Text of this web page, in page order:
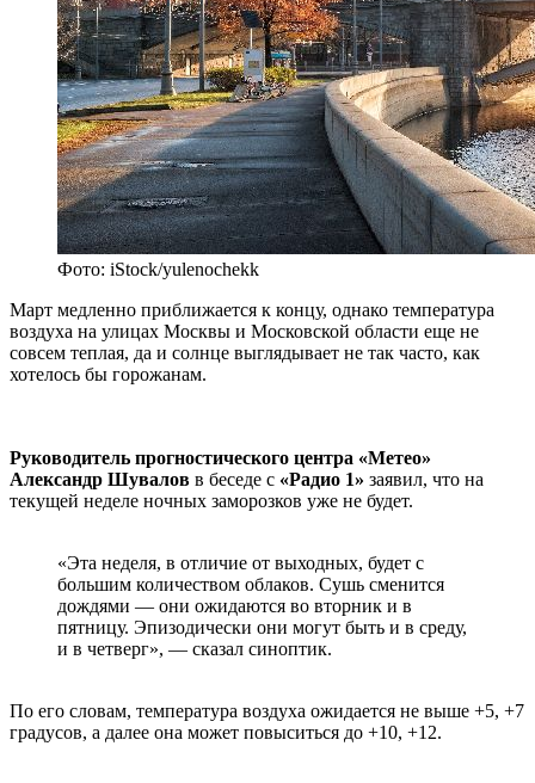
Фото: iStock/yulenochekk
Март медленно приближается к концу, однако температура
воздуха на улицах Москвы и Московской области еще не
совсем теплая, да и солнце выглядывает не так часто, как
хотелось бы горожанам.
Руководитель прогностического центра «Метео»
Александр Шувалов в беседе с «Радио 1» заявил, что на
текущей неделе ночных заморозков уже не будет.
«Эта неделя, в отличие от выходных, будет с
большим количеством облаков. Сушь сменится
дождями — они ожидаются во вторник и в
пятницу. Эпизодически они могут быть и в среду,
и в четверг», — сказал синоптик.
По его словам, температура воздуха ожидается не выше +5, +7
градусов, а далее она может повыситься до +10, +12.